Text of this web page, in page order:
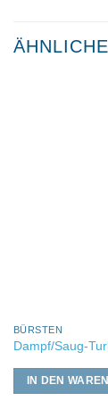
BÜRSTEN
Dampf/Saug-
IN DEN